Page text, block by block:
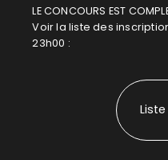
LE CONCOURS EST
Voir la liste des
23h00 :